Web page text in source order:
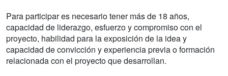
Para participar es necesario tener más de 18 años,
capacidad de liderazgo, esfuerzo y compromiso con el
proyecto, habilidad para la exposición de la idea y
capacidad de convicción y experiencia previa o formación
relacionada con el proyecto que desarrollan.